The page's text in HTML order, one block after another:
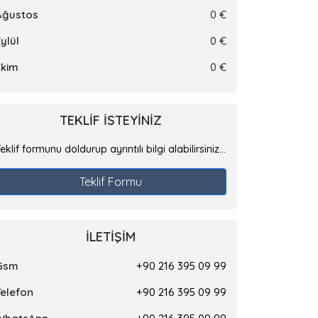
0 €
0 €
0 €
TEKLIF ISTEYINIZ
formunu doldurup ayrıntılı bilgi alabilirsiniz...
Teklif Formu
İLETIŞIM
+90 216 395 09 99
+90 216 395 09 99